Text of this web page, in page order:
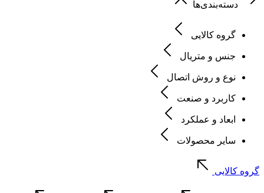
دسته‌بندی‌ها
گروه کالایی
جنس و متریال
نوع و روش اتصال
کاربرد و صنعت
ابعاد و عملکرد
سایر محصولات
گروه کالایی